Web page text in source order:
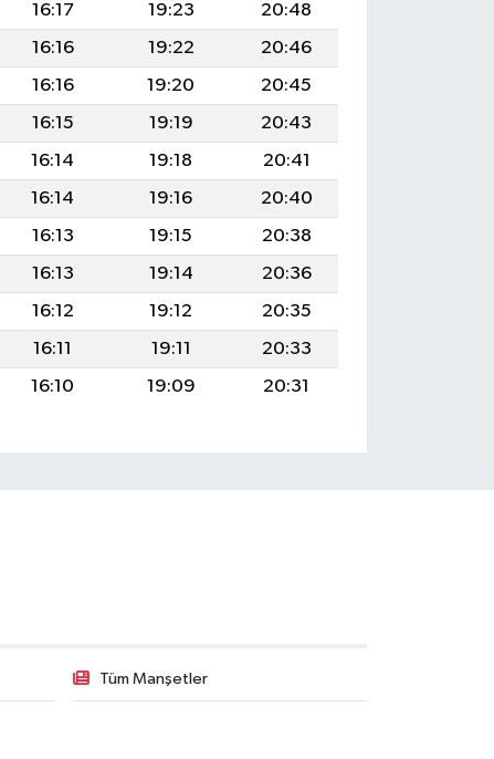
16:17 19:23
20:48
16:16 19:22
20:46
16:16 19:20
20:45
16:15 19:19
20:43
16:14 19:18
20:41
16:14 19:16
20:40
16:13 19:15
20:38
16:13 19:14
20:36
16:12 19:12
20:35
16:11 19:11
20:33
16:10 19:09 20:31
Tüm Manşetler